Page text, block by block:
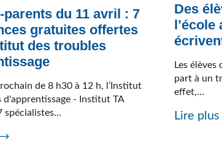
parents du 11 avril : 7
gratuites offertes
des troubles
de 8 h30 à 12 h, l’Institut
d'apprentissage - Institut TA
spécialistes...
Des
l’école
Les
part à un
effet,...
Lire plus